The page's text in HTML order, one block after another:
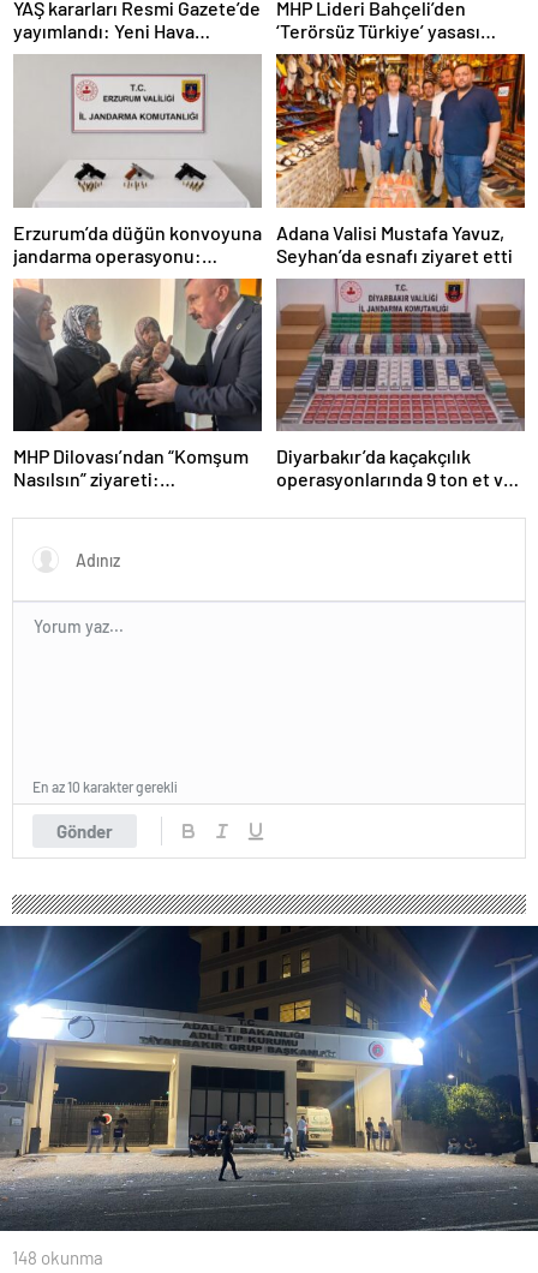
YAŞ kararları Resmi Gazete’de
yayımlandı: Yeni Hava
Kuvvetleri Komutanı
Orgeneral Rafet Dalkıran
MHP Lideri Bahçeli’den
‘Terörsüz Türkiye’ yasası
açıklaması: “Herkes kazandı”
Erzurum’da düğün konvoyuna
jandarma operasyonu:
Silahlar ele geçirildi, ağır
cezalar kesildi
Adana Valisi Mustafa Yavuz,
Seyhan’da esnafı ziyaret etti
MHP Dilovası’ndan “Komşum
Nasılsın” ziyareti:
insan var”
Diyarbakır’da kaçakçılık
operasyonlarında 9 ton et ve
geçirildi
Gönder
En az 10 karakter gerekli
148 okunma